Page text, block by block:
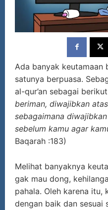
Ada banyak keutamaan
satunya berpuasa.
al-qur’an sebagai berikut
beriman, diwajibkan
sebagaimana
sebelum kamu agar
Baqarah :183)
Melihat banyaknya
gak mau dong,
pahala. Oleh karena itu,
dengan baik dan sesuai